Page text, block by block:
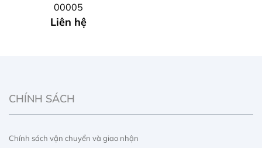
00005
Liên hệ
CHÍNH SÁCH
Chính sách vận chuyển và giao nhận